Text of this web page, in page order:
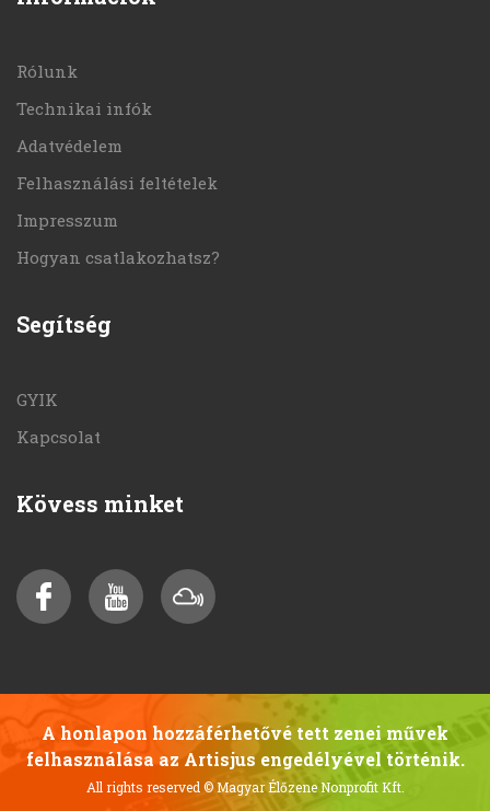
Rólunk
Technikai infók
Adatvédelem
Felhasználási feltételek
Impresszum
Hogyan csatlakozhatsz?
Segítség
GYIK
Kapcsolat
Kövess minket
A honlapon hozzáférhetővé tett zenei művek
felhasználása az Artisjus engedélyével történik.
All rights reserved© Magyar Élőzene Nonprofit Kft.